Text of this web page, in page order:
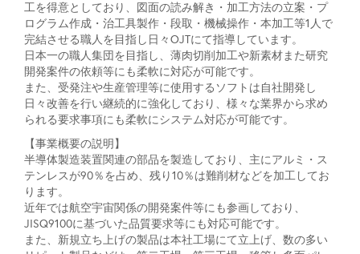
工を得意としており、図面の読み解き・加工方法の立案・プ
ログラム作成・治工具製作・段取・機械操作・本加工等1人で
完結させる職人を目指し日々OJTにて指導しています。
日本一の職人集団を目指し、薄肉切削加工や新素材また研究
開発案件の依頼等にも柔軟に対応が可能です。
また、受発注や生産管理等に使用するソフトは自社開発し
日々改善を行い継続的に強化しており、様々な業界から求め
られる要求事項にも柔軟にシステム対応が可能です。
【事業概要の説明】
半導体製造装置関連の部品を製造しており、主にアルミ・ス
テンレスが90％を占め、残り10％は難削材などを加工してお
ります。
近年では航空宇宙関係の開発案件等にも参画しており、
JISQ9100に基づいた品質要求等にも対応可能です。
また、新規立ち上げの製品は本社工場にて立上げ、数の多い